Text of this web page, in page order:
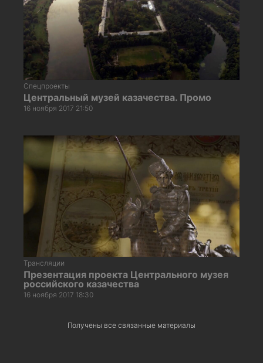
Спецпроекты
Центральный музей казачества. Промо
16 ноября 2017 21:50
Трансляции
Презентация проекта Центрального музея
российского казачества
16 ноября 2017 18:30
Получены все связанные материалы